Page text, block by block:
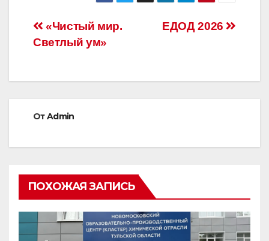
Навигация
записям
ЕДОД 2026
«Чистый мир.
Светлый ум»
ОтAdmin
ПОХОЖАЯ ЗАПИСЬ